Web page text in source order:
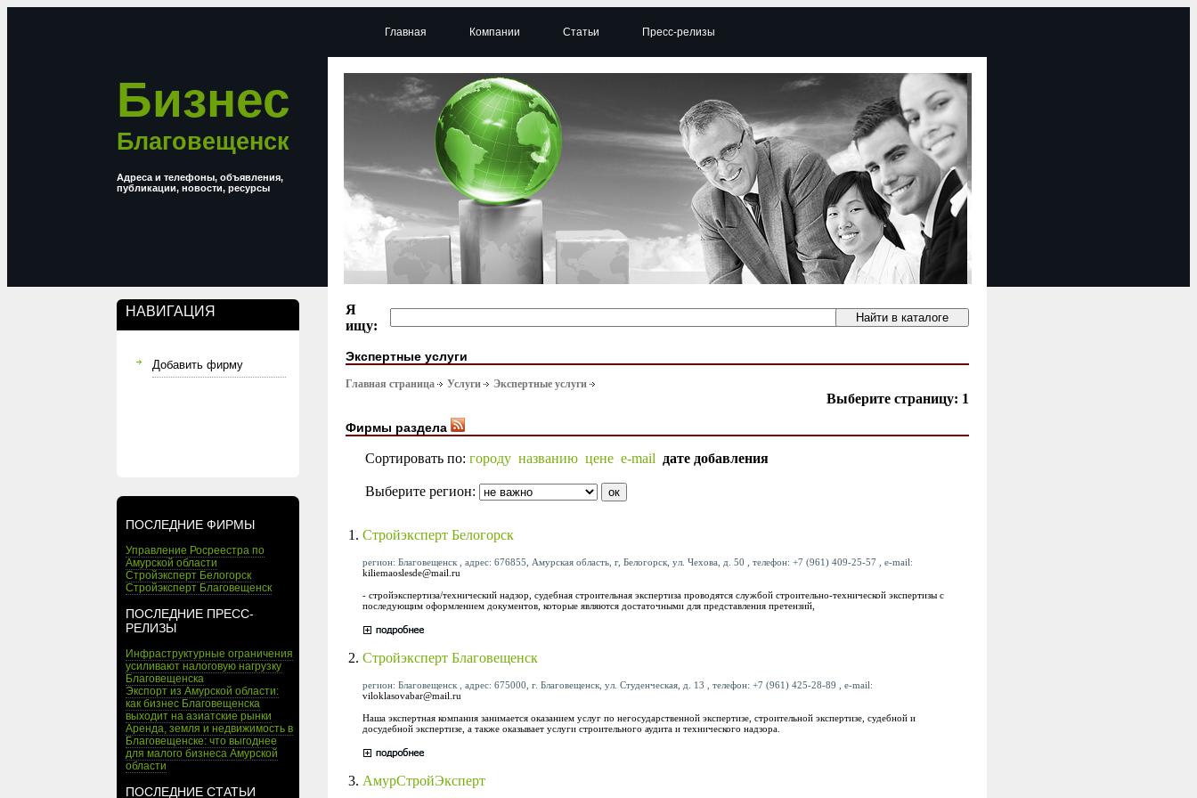
Бизнес
Благовещенск
Адреса и телефоны, объявления,
публикации, новости, ресурсы
НАВИГАЦИЯ
Добавить фирму
ПОСЛЕДНИЕ ФИРМЫ
Управление Росреестра по
Амурской области
Стройэксперт Белогорск
Стройэксперт Благовещенск
ПОСЛЕДНИЕ ПРЕСС-
РЕЛИЗЫ
Инфраструктурные ограничения
усиливают налоговую нагрузку
Благовещенска
Экспорт из Амурской области:
как бизнес Благовещенска
выходит на азиатские рынки
Аренда, земля и недвижимость в
Благовещенске: что выгоднее
для малого бизнеса Амурской
области
ПОСЛЕДНИЕ СТАТЬИ
Главная Компании Статьи Пресс-релизы
Я
ищу:
Экспертные услуги
Главная страница Услуги Экспертные услуги
Выберите страницу: 1
Фирмы раздела
Сортировать по: городу названию цене e-mail дате добавления
Выберите регион:
1. Стройэксперт Белогорск
регион: Благовещенск , адрес: 676855, Амурская область, г, Белогорск, ул. Чехова, д. 50 , телефон: +7 (961) 409-25-57 , e-mail:
kiliemaoslesde@mail.ru
- стройэкспертиза/технический надзор, судебная строительная экспертиза проводятся службой строительно-технической экспертизы с
последующим оформлением документов, которые являются достаточными для представления претензий,
2. Стройэксперт Благовещенск
регион: Благовещенск , адрес: 675000, г. Благовещенск, ул. Студенческая, д. 13 , телефон: +7 (961) 425-28-89 , e-mail:
viloklasovabar@mail.ru
Наша экспертная компания занимается оказанием услуг по негосударственной экспертизе, строительной экспертизе, судебной и
досудебной экспертизе, а также оказывает услуги строительного аудита и технического надзора.
3. АмурСтройЭксперт